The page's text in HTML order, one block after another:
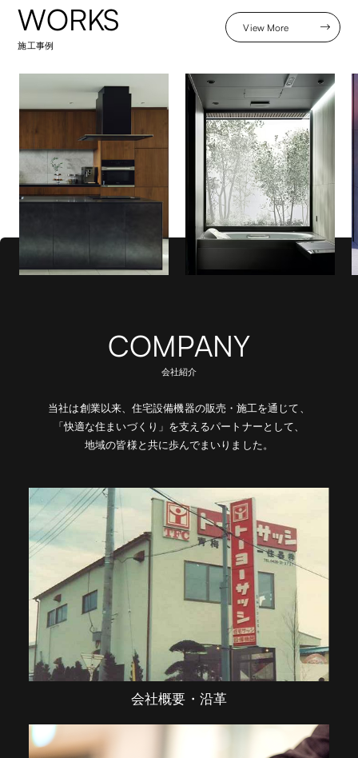
WORKS
施工事例
View More
COMPANY
会社紹介
当社は創業以来、住宅設備機器の販売・施工を通じて、
「快適な住まいづくり」を支えるパートナーとして、
地域の皆様と共に歩んでまいりました。
会社概要・沿革